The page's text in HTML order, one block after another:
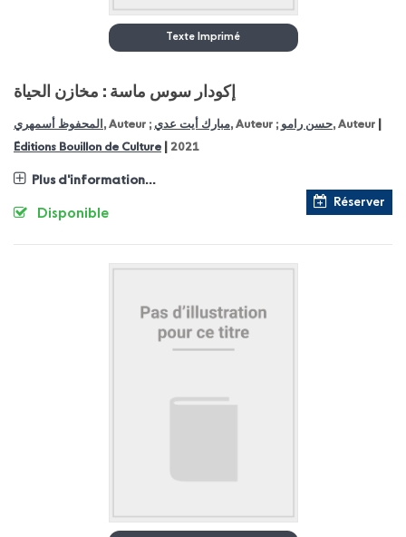
Texte Imprimé
إكودار سوس ماسة : مخازن الحياة
المحفوظ أسمهري , Auteur ; مبارك أيت عدي, Auteur ; حسن رامو, Auteur
Éditions Bouillon de Culture 2021
Plus d'information...
Réserver
Disponible